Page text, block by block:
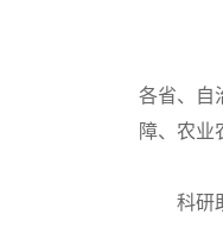
各省、自
障、农业
科研助